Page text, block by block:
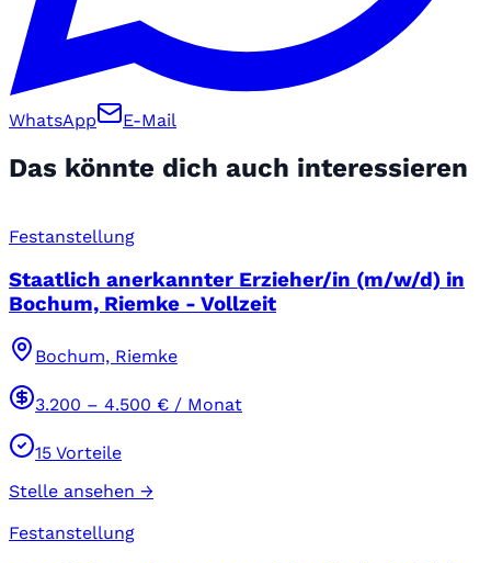
WhatsApp E-Mail
Das könnte dich auch interessieren
Festanstellung
Staatlich anerkannter Erzieher/in (m/w/d) in
Bochum, Riemke - Vollzeit
Bochum, Riemke
3.200 – 4.500 € / Monat
15 Vorteile
Stelle ansehen →
Festanstellung